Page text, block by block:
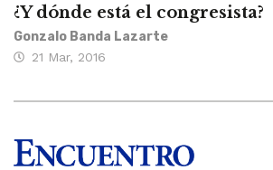
¿Y dónde está el congresista?
Gonzalo Banda Lazarte
21 Mar, 2016